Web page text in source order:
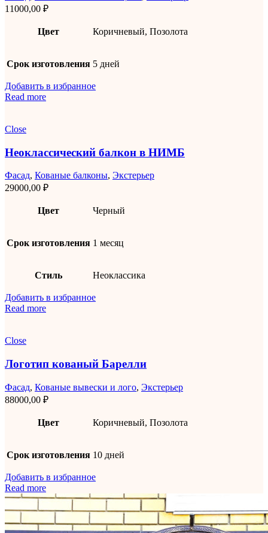
11000,00 ₽
Цвет Коричневый, Позолота
Срок изготовления 5 дней
Добавить в избранное
Read more
Close
Неоклассический балкон в НИМБ
Фасад, Кованые балконы, Экстерьер
29000,00 ₽
Цвет Черный
Срок изготовления 1 месяц
Стиль Неоклассика
Добавить в избранное
Read more
Close
Логотип кованый Барелли
Фасад, Кованые вывески и лого, Экстерьер
88000,00 ₽
Цвет Коричневый, Позолота
Срок изготовления 10 дней
Добавить в избранное
Read more